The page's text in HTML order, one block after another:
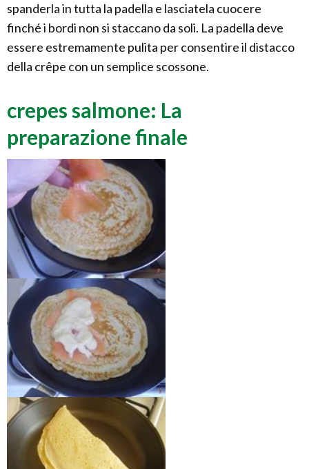
spanderla in tutta la padella e lasciatela cuocere
finché i bordi non si staccano da soli. La padella deve
essere estremamente pulita per consentire il distacco
della crêpe con un semplice scossone.
crepes salmone: La
preparazione finale